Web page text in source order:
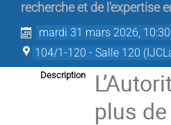
recherche et de l'expertise
mardi 31 mars 2026, 10:30
104/1-120 - Salle 120
Description
plus